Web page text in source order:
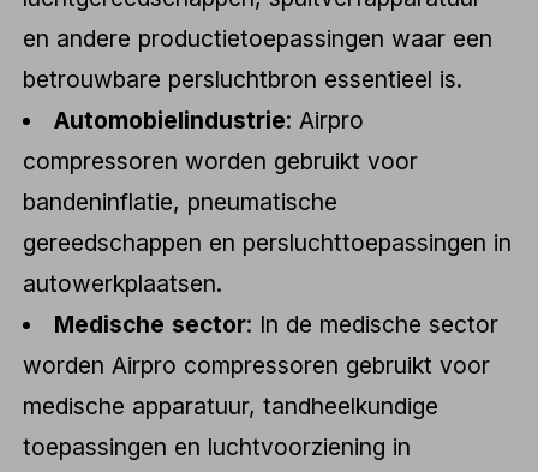
en andere productietoepassingen waar een
betrouwbare persluchtbron essentieel is.
Automobielindustrie: Airpro
compressoren worden gebruikt voor
bandeninflatie, pneumatische
gereedschappen en persluchttoepassingen in
autowerkplaatsen.
Medische sector: In de medische sector
worden Airpro compressoren gebruikt voor
medische apparatuur, tandheelkundige
toepassingen en luchtvoorziening in